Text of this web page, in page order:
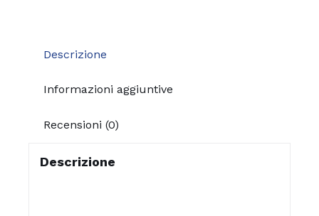
Descrizione
Informazioni aggiuntive
Recensioni (0)
Descrizione